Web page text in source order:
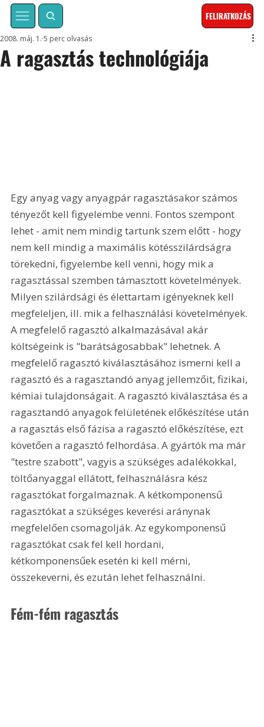
FELIRATKOZÁS
A ragasztás technológiája
2008. máj. 1. 5 perc olvasás
Egy anyag vagy anyagpár ragasztásakor számos
tényezőt kell figyelembe venni. Fontos szempont
lehet - amit nem mindig tartunk szem előtt - hogy
nem kell mindig a maximális kötésszilárdságra
törekedni, figyelembe kell venni, hogy mik a
ragasztással szemben támasztott követelmények.
Milyen szilárdsági és élettartam igényeknek kell
megfeleljen, ill. mik a felhasználási követelmények.
A megfelelő ragasztó alkalmazásával akár
költségeink is "barátságosabbak" lehetnek. A
megfelelő ragasztó kiválasztásához ismerni kell a
ragasztó és a ragasztandó anyag jellemzőit, fizikai,
kémiai tulajdonságait. A ragasztó kiválasztása és a
ragasztandó anyagok felületének előkészítése után
a ragasztás első fázisa a ragasztó előkészítése, ezt
követően a ragasztó felhordása. A gyártók ma már
"testre szabott", vagyis a szükséges adalékokkal,
töltőanyaggal ellátott, felhasználásra kész
ragasztókat forgalmaznak. A kétkomponensű
ragasztókat a szükséges keverési aránynak
megfelelően csomagolják. Az egykomponensű
ragasztókat csak fel kell hordani,
kétkomponensűek esetén ki kell mérni,
összekeverni, és ezután lehet felhasználni.
Fém-fém ragasztás